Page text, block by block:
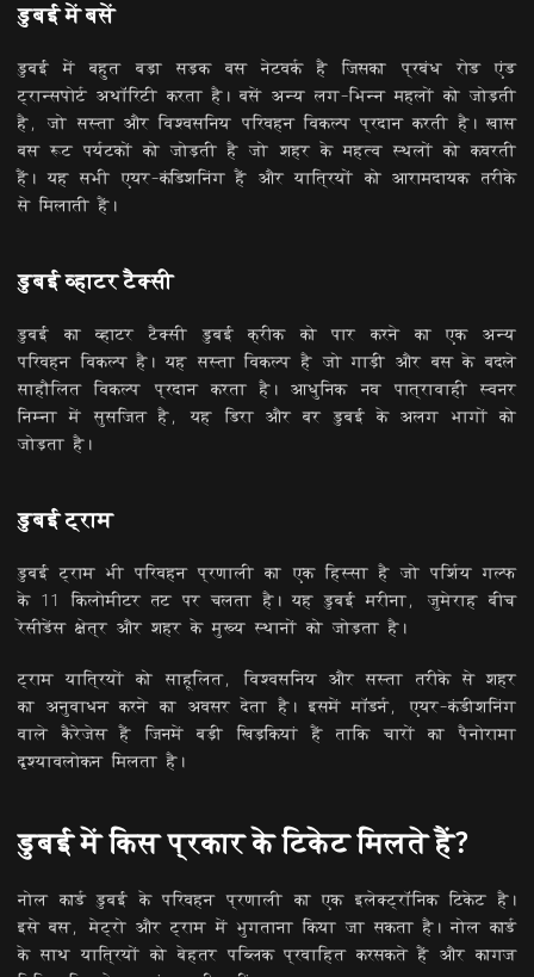
डुबई में बसें
डुबई में बहुत बड़ा सड़क बस नेटवर्क है जिसका प्रबंध रोड एंड
ट्रान्सपोर्ट अथॉरिटी करता है। बसें अन्य लग-भिन्न महलों को जोड़ती
है, जो सस्ता और विश्वसनिय परिवहन विकल्प प्रदान करती है। खास
बस रूट पर्यटकों को जोड़ती है जो शहर के महत्व स्थलों को कवरती
हैं। यह सभी एयर-कंडिशनिंग हैं और यात्रियों को आरामदायक तरीके
से मिलाती हैं।
डुबई व्हाटर टैक्सी
डुबई का व्हाटर टैक्सी डुबई क्रीक को पार करने का एक अन्य
परिवहन विकल्प है। यह सस्ता विकल्प है जो गाड़ी और बस के बदले
साहौलित विकल्प प्रदान करता है। आधुनिक नव पात्रावाही स्वनर
निम्ना में सुसजित है, यह डिरा और बर डुबई के अलग भागों को
जोड़ता है।
डुबई ट्राम
डुबई ट्राम भी परिवहन प्रणाली का एक हिस्सा है जो पर्शिय गल्फ
के 11 किलोमीटर तट पर चलता है। यह डुबई मरीना, जुमेराह बीच
रेसीडेंस क्षेत्र और शहर के मुख्य स्थानों को जोड़ता है।
ट्राम यात्रियों को साहूलित, विश्वसनिय और सस्ता तरीके से शहर
का अनुवाधन करने का अवसर देता है। इसमें मॉडर्न, एयर-कंडीशनिंग
वाले कैरेजेस हैं जिनमें बड़ी खिड़कियां हैं ताकि चारों का पैनोरामा
दृश्यावलोकन मिलता है।
डुबई में किस प्रकार के टिकेट मिलते हैं?
नोल कार्ड डुबई के परिवहन प्रणाली का एक इलेक्ट्रॉनिक टिकेट है।
इसे बस, मेट्रो और ट्राम में भुगताना किया जा सकता है। नोल कार्ड
के साथ यात्रियों को बेहतर पब्लिक प्रवाहित करसकते हैं और कागज